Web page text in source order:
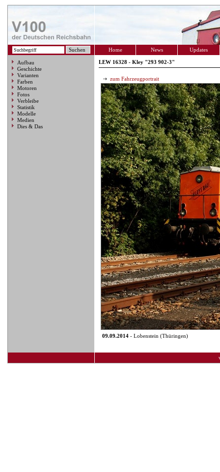
Home News Updates
Aufbau
Geschichte
Varianten
Farben
Motoren
Fotos
Verbleibe
Statistik
Modelle
Medien
Dies & Das
LEW 16328 - Kley "293 902-3"
zum Fahrzeugportrait
09.09.2014 - Lobenstein (Thüringen)